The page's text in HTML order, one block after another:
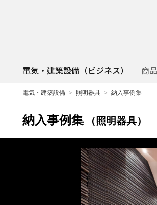
電気・建築設備（ビジネス） 商
電気・建築設備 照明器具 納入事例集
納入事例集 （照明器具）